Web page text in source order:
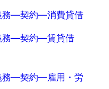
―契約―消費貸借
―契約―賃貸借
―契約―雇用・労